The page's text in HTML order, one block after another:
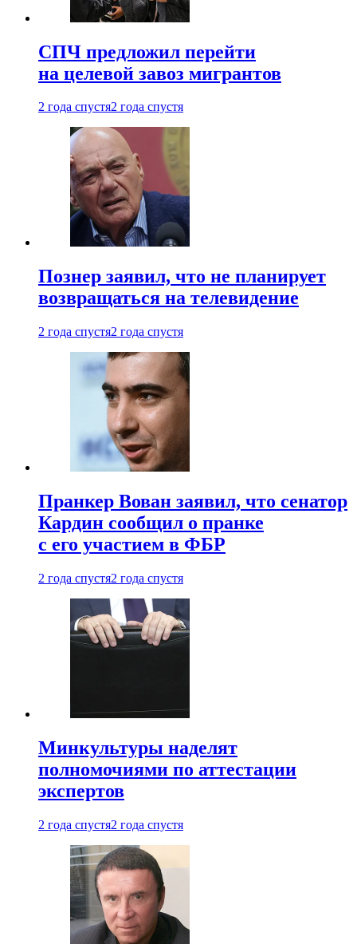
СПЧ предложил перейти
на целевой завоз мигрантов
2 года спустя2 года спустя
Познер заявил, что не планирует
возвращаться на телевидение
2 года спустя2 года спустя
Пранкер Вован заявил, что сенатор
Кардин сообщил о пранке
с его участием в ФБР
2 года спустя2 года спустя
Минкультуры наделят
полномочиями по аттестации
экспертов
2 года спустя2 года спустя